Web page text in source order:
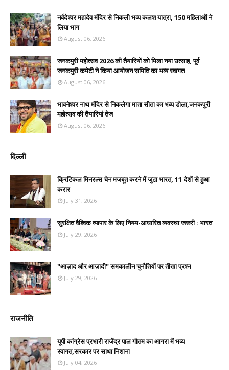
नर्वदेश्वर महादेव मंदिर से निकली भव्य कलश यात्रा, 150 महिलाओं ने
लिया भाग
August 06, 2026
जनकपुरी महोत्सव 2026 की तैयारियों को मिला नया उत्साह, पूर्व
जनकपुरी कमेटी ने किया आयोजन समिति का भव्य स्वागत
August 06, 2026
भावनेश्वर नाथ मंदिर से निकलेगा माता सीता का भव्य डोला,जनकपुरी
महोत्सव की तैयारियां तेज
August 06, 2026
दिल्ली
क्रिटिकल मिनरल्स चेन मजबूत करने में जुटा भारत, 11 देशों से हुआ
करार
July 31, 2026
सुरक्षित वैश्विक व्यापार के लिए नियम-आधारित व्यवस्था जरूरी : भारत
July 29, 2026
"आज़ाद और आज़ादी" समकालीन चुनौतियों पर तीखा प्रश्न
July 29, 2026
राजनीति
यूपी कांग्रेस प्रभारी राजेंद्र पाल गौतम का आगरा में भव्य
स्वागत,सरकार पर साधा निशाना
July 04, 2026